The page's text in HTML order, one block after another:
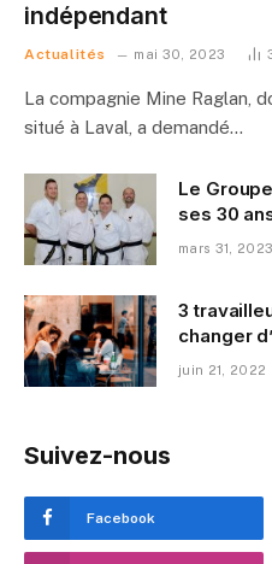
indépendant
Actualités mai 30, 2023
La compagnie Mine Raglan,
situé à Laval, a demandé…
Le
ses 30
mars 31, 2023
3
changer
juin 21, 2022
Suivez-nous
Facebook